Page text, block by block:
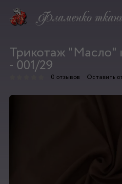
Трикотаж "Масло"
- 001/29
0 отзывов Оставить